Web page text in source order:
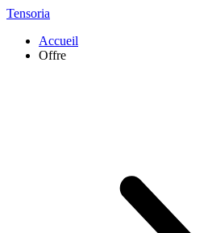
Tensoria
Accueil
Offre